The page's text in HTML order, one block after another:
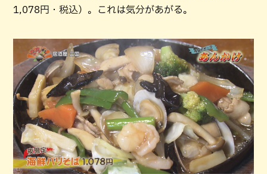
1,078円・税込）。これは気分があがる。